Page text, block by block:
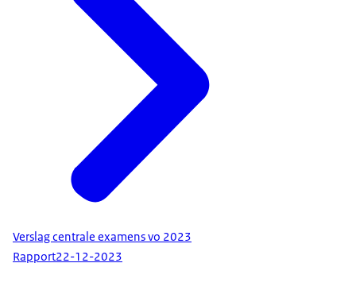
Verslag centrale examens vo 2023
Rapport22-12-2023